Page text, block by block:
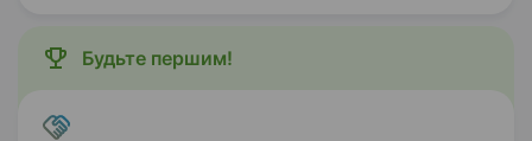
Будьте першим!